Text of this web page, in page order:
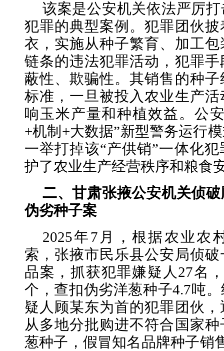
该案是公安机关依法严厉
犯罪的典型案例。犯罪团伙
衣，实施从种子繁育、加工
链条的违法犯罪活动，犯罪
蔽性、欺骗性。其销售的种
标准，一旦被投入农业生产
响玉米产量和种植效益。公
+机制+大数据”新型警务运行
一举打掉该“产供销”一体化
护了农业生产经营秩序和粮食
二、甘肃张掖公安机关侦
伪劣种子案
2025年7月，根据农业农
索，张掖市民乐县公安局侦
品案，抓获犯罪嫌疑人27名
个，查扣伪劣洋葱种子4.7吨
疑人顾某东为首的犯罪团伙
从多地分批购进不符合国家
葱种子，假冒知名品牌种子销